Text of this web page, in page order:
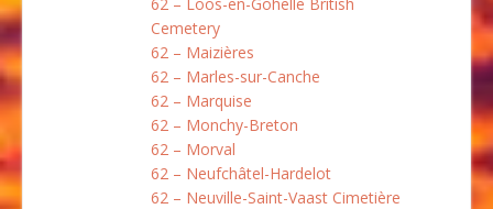
Cemetery
62 – Maizières
62 – Marles-sur-Canche
62 – Marquise
62 – Monchy-Breton
62 – Morval
62 – Neufchâtel-Hardelot
62 – Neuville-Saint-Vaast Cimetière